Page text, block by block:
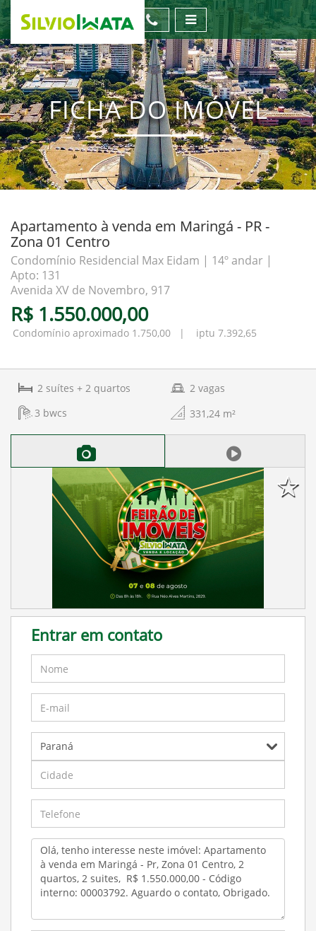
FICHA DO IMÓVEL
Apartamento à venda em Maringá - PR -
Zona 01 Centro
Condomínio Residencial Max Eidam | 14º andar |
Apto: 131
Avenida XV de Novembro, 917
R$ 1.550.000,00
Condomínio aproximado 1.750,00 | iptu 7.392,65
2 suítes + 2 quartos
3 bwcs
2vagas
331,24 m²
Entrar em contato